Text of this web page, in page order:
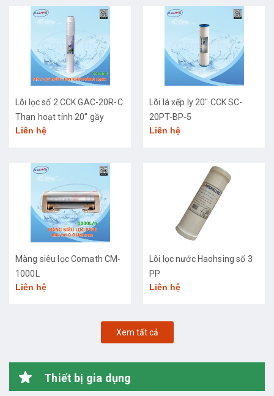
Lõi lọc số 2 CCK GAC-20R-C
Than hoạt tính 20" gầy
Liên hệ
Lõi lá xếp ly 20" CCK SC-
20PT-BP-5
Liên hệ
Màng siêu lọc Comath CM-
1000L
Liên hệ
Lõi lọc nước Haohsing số 3
PP
Liên hệ
Xem tất cả
Thiết bị gia dụng